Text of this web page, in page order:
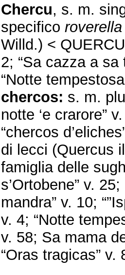
Chercu, s. m.
specifico
Willd.) <
2; “Sa cazza a sa
“Notte
chercos: s. m.
notte ‘e crarore”
“chercos
di lecci (Quercus
famiglia delle
s’Ortobene” v.
mandra” v. 10;
v. 4; “Notte
v. 58; Sa mama
“Oras tragicas” v.